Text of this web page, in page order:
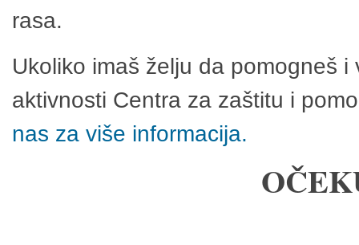
rasa.
Ukoliko imaš želju da pomogneš
aktivnosti Centra za zaštitu i
nas za više informacija.